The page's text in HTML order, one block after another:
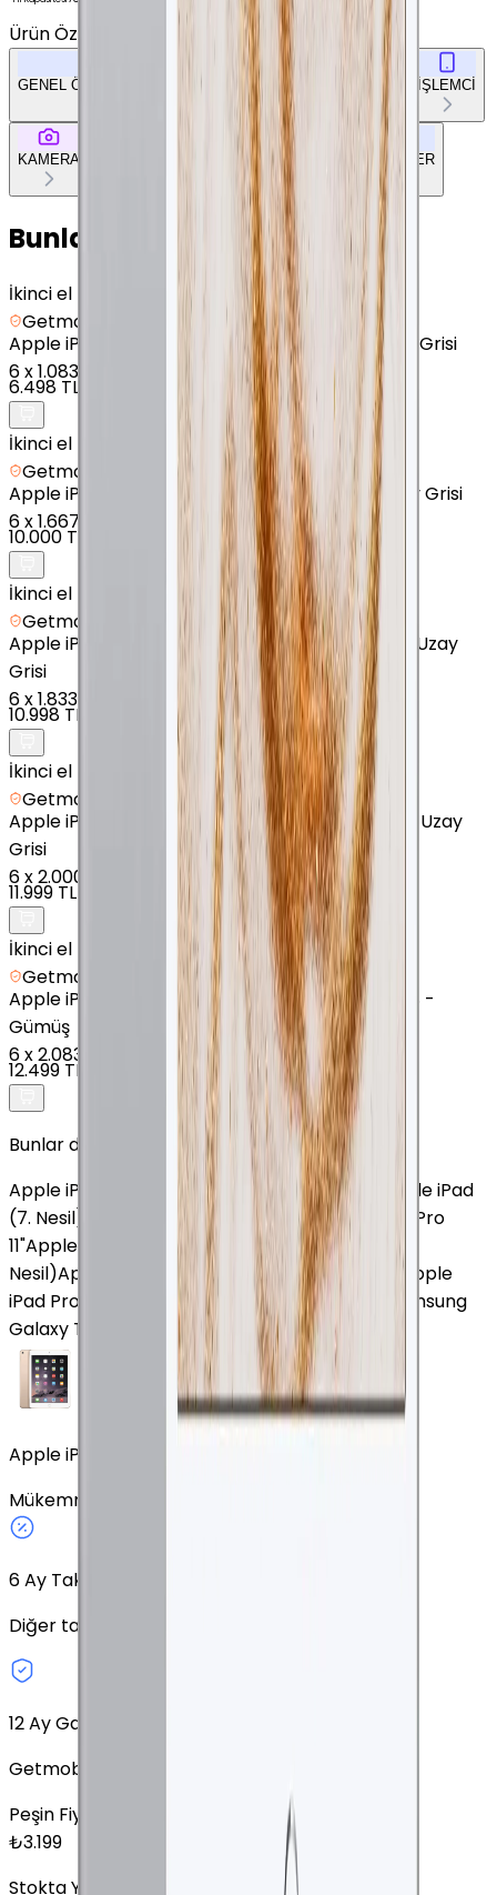
Ürün Özellikleri
GENEL ÖZELLİKLER BELLEK & DEPOLAMA İŞLEMCİ
KAMERA TASARIM DOKÜMAN & DİĞER
Bunları da Beğenebilirsin
İkinci el
Getmobil Güvencesi
AppleiPad (5. Nesil) - 32 GB - 9.7" - GPS - Uzay Grisi
6x1.083 TL
6.498 TL
İkinci el
Getmobil Güvencesi
AppleiPad (7. Nesil) - 32 GB - 10.2" - GPS - Uzay Grisi
6x1.667 TL
10.000 TL
İkinci el
Getmobil Güvencesi
AppleiPad (7. Nesil) - 128 GB - 10.2" - Cellular - Uzay
Grisi
6x1.833 TL
10.998 TL
İkinci el
Getmobil Güvencesi
AppleiPad mini (4. Nesil) - 128 GB - 7.9" - GPS - Uzay
Grisi
6x2.000 TL
11.999 TL
İkinci el
Getmobil Güvencesi
AppleiPad mini (5. Nesil) - 64 GB - 7.9 inç - GPS -
Gümüş
6x2.083 TL
12.499 TL
Bunlar da İlginizi Çekebilir
Apple iPad mini (6. Nesil)
Apple iPad Pro M5
Apple iPad
(7. Nesil)
Apple iPad Pro 13" (7. Nesil)Apple iPad Pro
11"Apple iPad Pro 12.9" (6. Nesil) Apple iPad (5.
Nesil)Apple iPad 11" (A16) Apple iPad (10. Nesil) Apple
iPad Pro 11" (2. Nesil)Samsung Galaxy Tab S9
Samsung
Galaxy Tab A8
Apple iPad Air (2. Nesil) 128 GB 9.7 İnç GPS Altın
Mükemmel
6Ay Taksit Seçeneği
Diğer taksit seçeneklerini keşfedin.
12 Ay Garanti
Getmobil Garantisi
Peşin Fiyatına
₺3.199
Stokta Yok